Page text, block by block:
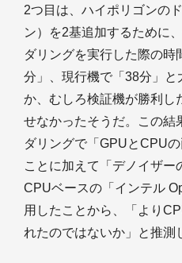
2つ目は、ハイポリゴンの
ン）を2基追加するために
ダリングを実行した際の時
分」、現行機で「38分」と
か、むしろ検証機が勝利し
せなかったそうだ。この結
ダリングで「GPUとCPU
ことに加えて「デノイザー
CPUベースの「インテル
用したことから、「より
れたのではないか」と推測